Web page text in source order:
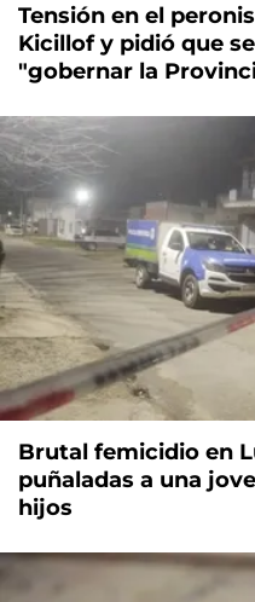
Tensión en el
Kicillof y pidió que
"gobernar la
Brutal femicidio en
puñaladas a una
hijos